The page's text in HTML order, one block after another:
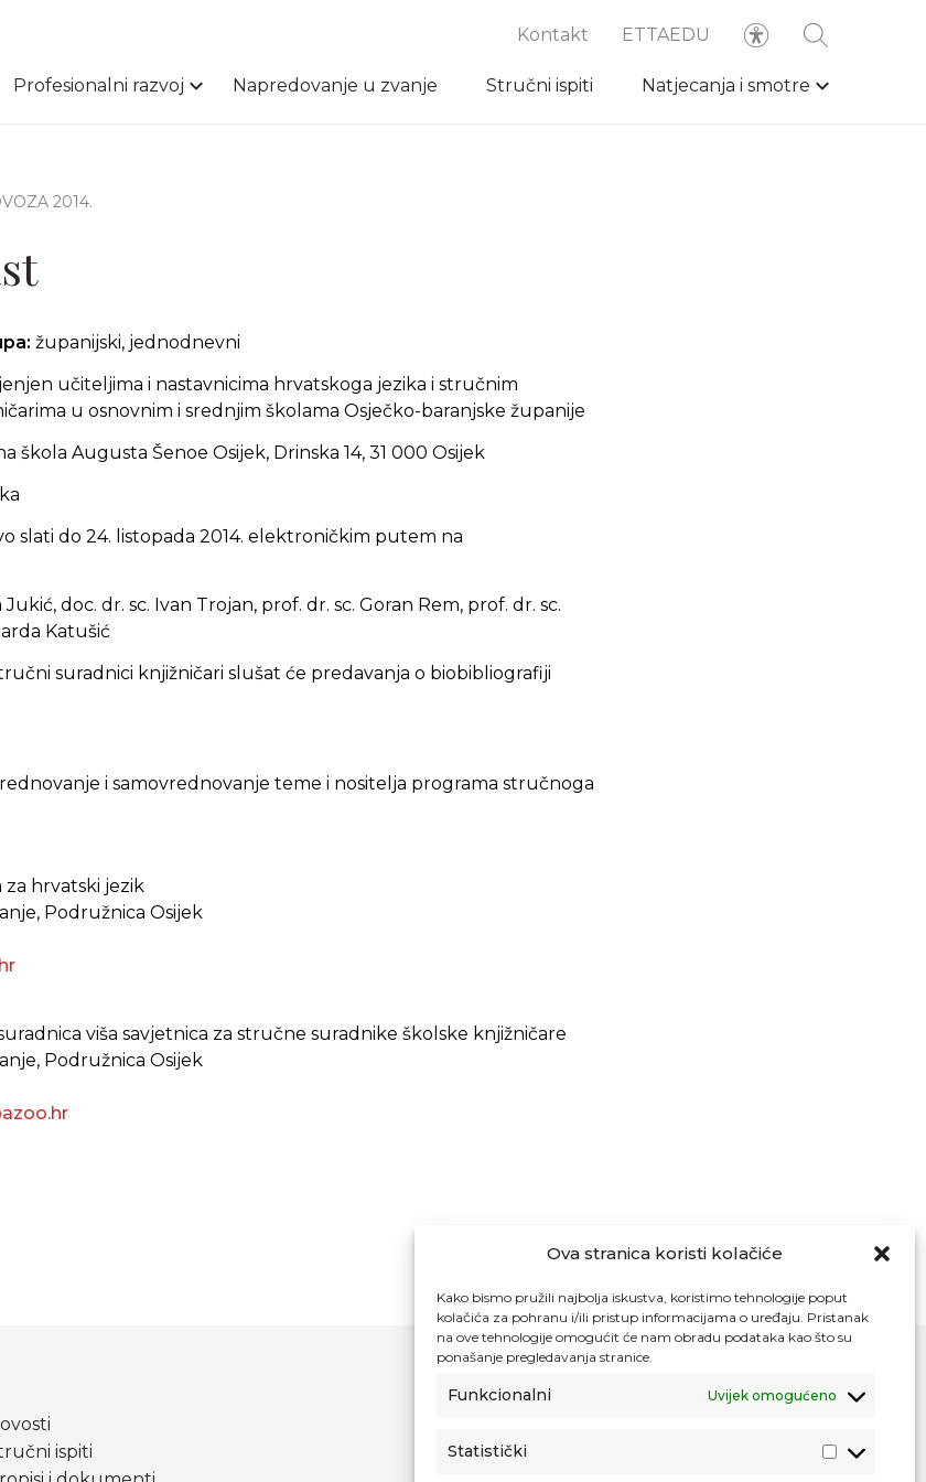
Ova stranica koristi kolačiće
Kako bismo pružili najbolja iskustva, koristimo tehnologije poput
kolačića za pohranu i/ili pristup informacijama o uređaju. Pristanak
na ove tehnologije omogućit će nam obradu podataka kao što su
ponašanje pregledavanja stranice.
Funkcionalni Uvijek omogućeno
Statistički
Kontakt ETTAEDU
Profesionalni razvoj Napredovanje u zvanje Stručni ispiti Natjecanja i smotre
2014.
županijski, jednodnevni
učiteljima i nastavnicima hrvatskoga jezika i stručnim
u osnovnim i srednjim školama Osječko-baranjske županije
škola Augusta Šenoe Osijek, Drinska 14, 31 000 Osijek
slati do 24. listopada 2014. elektroničkim putem na
Jukić, doc. dr. sc. Ivan Trojan, prof. dr. sc. Goran Rem, prof. dr. sc.
Katušić
suradnici knjižničari slušat će predavanja o biobibliografiji
i samovrednovanje teme i nositelja programa stručnoga
za hrvatski jezik
Podružnica Osijek
viša savjetnica za stručne suradnike školske knjižničare
Podružnica Osijek
ispiti
Pristup informacijama